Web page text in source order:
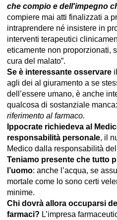
che compio e dell'impegno
compiere mai atti finalizzati a
intraprendere né insistere in
interventi terapeutici
eticamente non proporzionati,
cura del malato”.
Se è interessante osservare
agli dei al giuramento a se
dell’essere umano, è anche
qualcosa di sostanziale manca:
riferimento al farmaco.
Ippocrate richiedeva al
responsabilità personale, il
Medico dalla responsabilità del
Teniamo presente che tutto
l’uomo: anche l’acqua, se
mortale come lo sono certi
minime.
Chi dovrà allora occuparsi
farmaci? L’impresa